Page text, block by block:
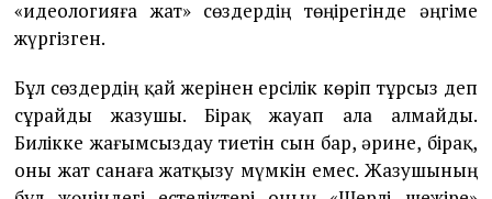
«идеологияға жат» сөздердің төңірегінде әңгіме
жүргізген.
Бұл сөздердің қай жерінен ерсілік көріп тұрсыз деп
сұрайды жазушы. Бірақ жауап ала алмайды.
Билікке жағымсыздау тиетін сын бар, әрине, бірақ,
оны жат санаға жатқызу мүмкін емес. Жазушының